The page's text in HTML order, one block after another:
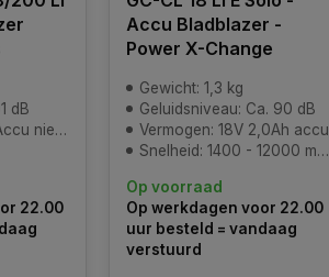
dB
22.00
Accu Bladblazer -
Power X-Change
Gewicht: 1,3 kg
Geluidsniveau: Ca. 90 dB
Vermogen: 18V 2,0Ah accu
Snelheid: 1400 - 12000 min^-1
Op voorraad
Op werkdagen voor 22.00
uur besteld = vandaag
verstuurd